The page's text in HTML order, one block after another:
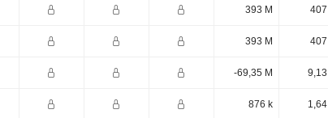
393 M 407
393 M 407
-69,35 M 9,13
876 k 1,64